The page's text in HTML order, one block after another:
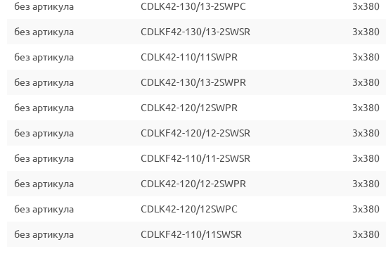
без артикула CDLK42-130/13-2SWPC 3x380
без артикула CDLKF42-130/13-2SWSR 3x380
без артикула CDLK42-110/11SWPR 3x380
без артикула CDLK42-130/13-2SWPR 3x380
без артикула CDLK42-120/12SWPR 3x380
без артикула CDLKF42-120/12-2SWSR 3x380
без артикула CDLKF42-110/11-2SWSR 3x380
без артикула CDLK42-120/12-2SWPR 3x380
без артикула CDLK42-120/12SWPC 3x380
без артикула CDLKF42-110/11SWSR 3x380